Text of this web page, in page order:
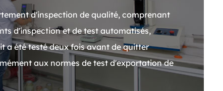
d'inspection de qualité, comprenant
d'inspection et de test automatisés,
a été testé deux fois avant de quitter
aux normes de test d'exportation de